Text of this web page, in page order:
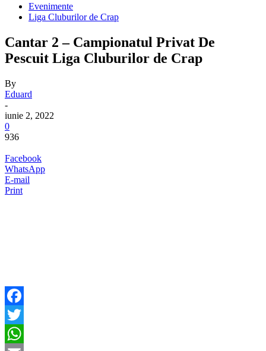
Evenimente
Liga Cluburilor de Crap
Cantar 2 – Campionatul Privat De
Pescuit Liga Cluburilor de Crap
By
Eduard
-
iunie 2, 2022
0
936
Facebook
WhatsApp
E-mail
Print
Facebook
Twitter